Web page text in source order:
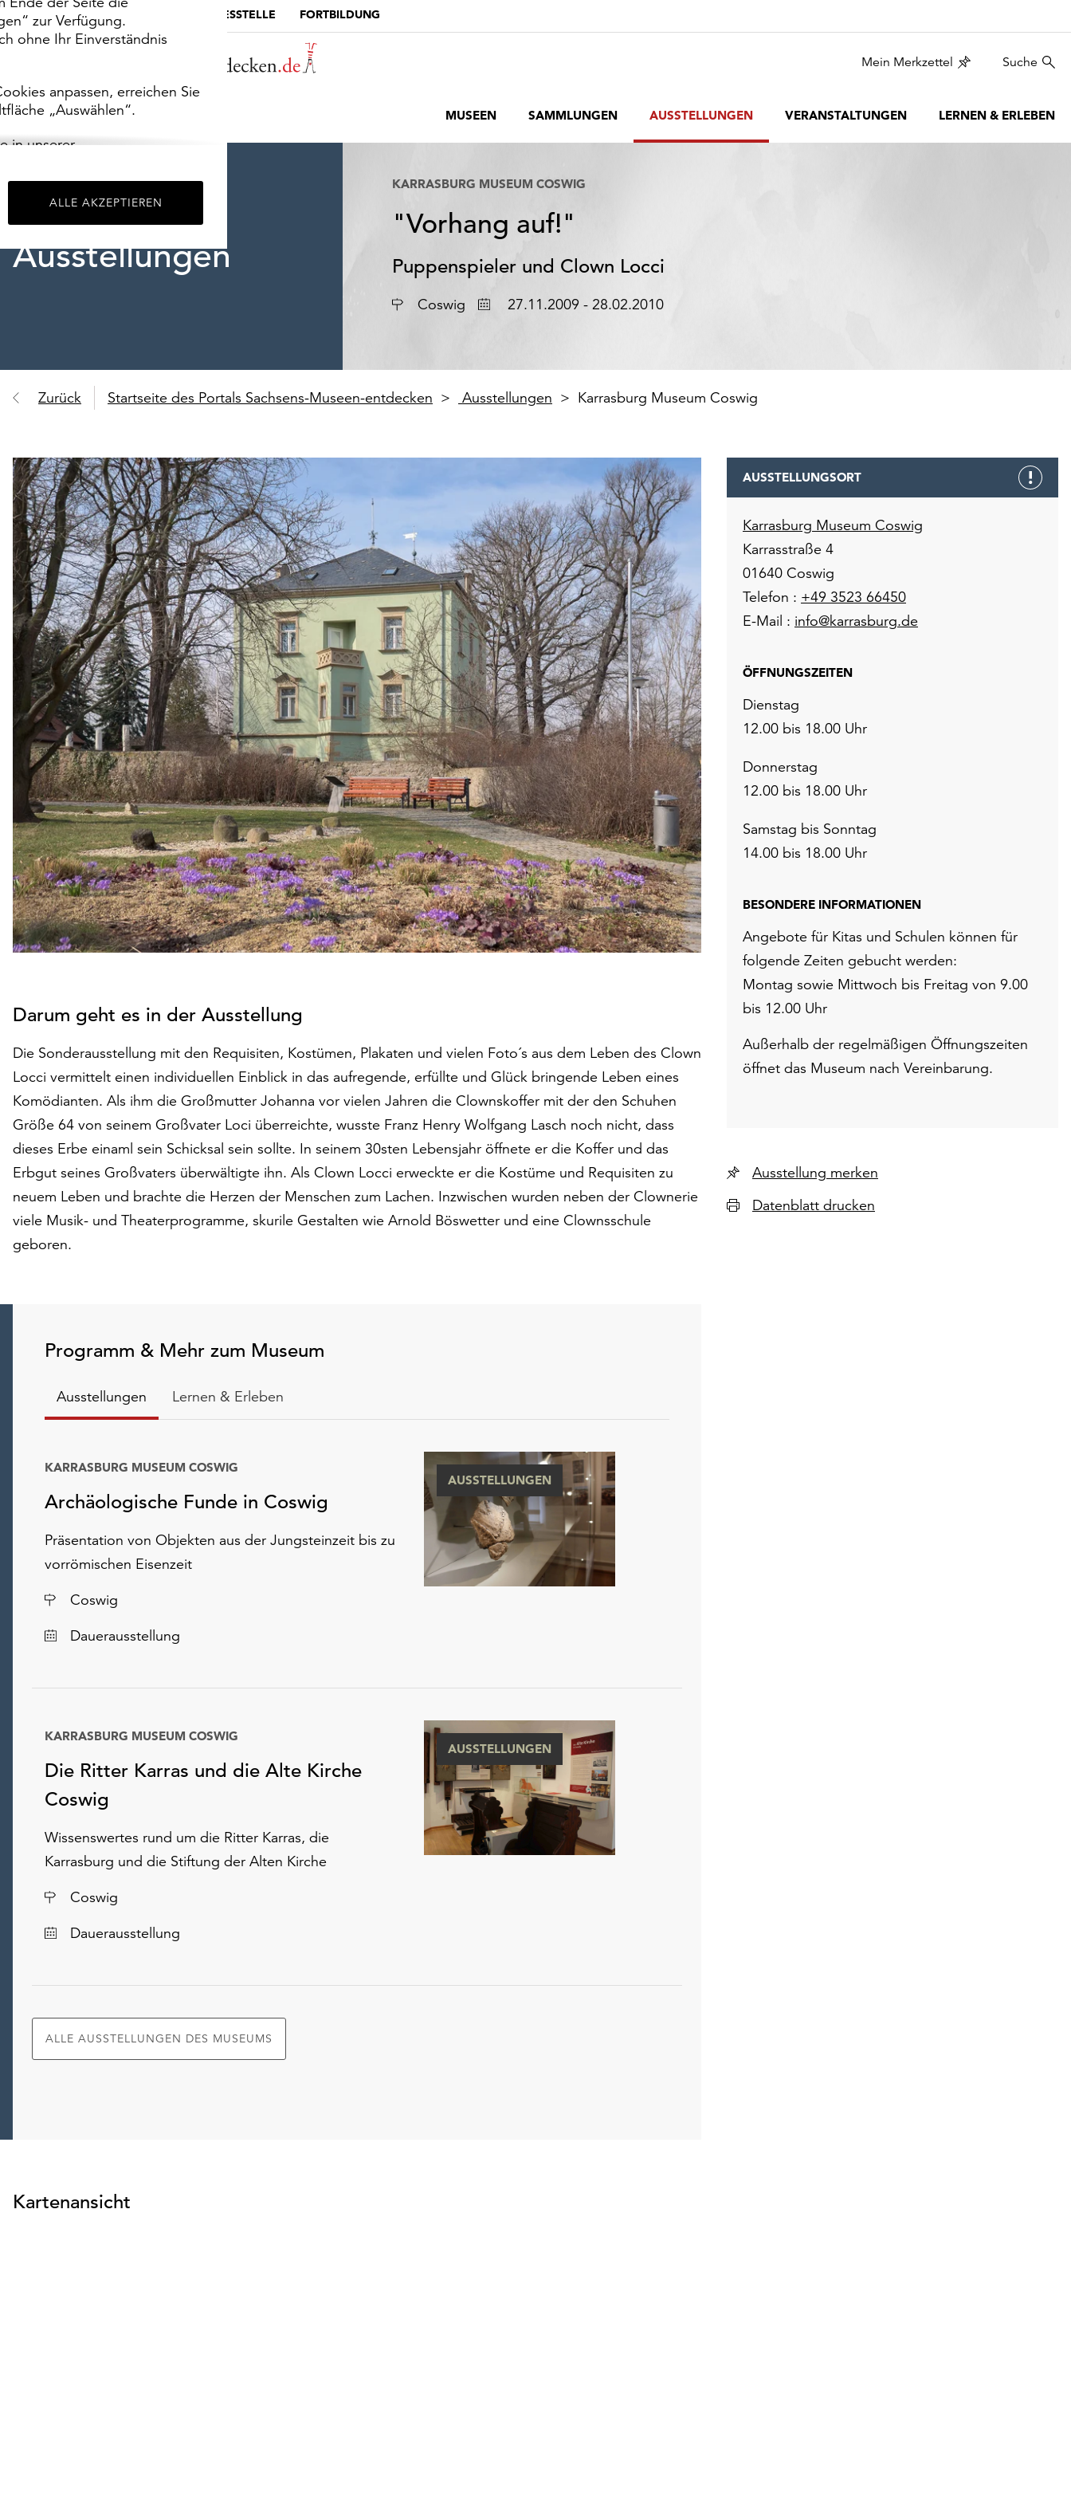
zur Verfügung.
ohne Ihr Einverständnis
anpassen, erreichen Sie
„Auswählen“.
in unserer
ALLE AKZEPTIEREN
MUSEUMSPORTAL DIE LANDESSTELLE FORTBILDUNG
Mein Merkzettel Suche
MUSEEN SAMMLUNGEN AUSSTELLUNGEN VERANSTALTUNGEN LERNEN & ERLEBEN
Ausstellungen
KARRASBURG MUSEUM COSWIG
"Vorhang auf!"
Puppenspieler und Clown Locci
Ort Coswig Datum27.11.2009 - 28.02.2010
Zurück Startseite des Portals Sachsens-Museen-entdecken Ausstellungen Karrasburg Museum Coswig
Darum geht es in der Ausstellung
Die Sonderausstellung mit den Requisiten, Kostümen, Plakaten und vielen Foto´s aus dem Leben des Clown
Locci vermittelt einen individuellen Einblick in das aufregende, erfüllte und Glück bringende Leben eines
Komödianten. Als ihm die Großmutter Johanna vor vielen Jahren die Clownskoffer mit der den Schuhen
Größe 64 von seinem Großvater Loci überreichte, wusste Franz Henry Wolfgang Lasch noch nicht, dass
dieses Erbe einaml sein Schicksal sein sollte. In seinem 30sten Lebensjahr öffnete er die Koffer und das
Erbgut seines Großvaters überwältigte ihn. Als Clown Locci erweckte er die Kostüme und Requisiten zu
neuem Leben und brachte die Herzen der Menschen zum Lachen. Inzwischen wurden neben der Clownerie
viele Musik- und Theaterprogramme, skurile Gestalten wie Arnold Böswetter und eine Clownsschule
geboren.
Programm & Mehr zum Museum
Ausstellungen Lernen & Erleben
Archäologische Funde in Coswig
KARRASBURG MUSEUM COSWIG
Präsentation von Objekten aus der Jungsteinzeit bis zu
vorrömischen Eisenzeit
Ort
Coswig
Datum
Dauerausstellung
AUSSTELLUNGEN
Die Ritter Karras und die Alte Kirche
Coswig
KARRASBURG MUSEUM COSWIG
Wissenswertes rund um die Ritter Karras, die
Karrasburg und die Stiftung der Alten Kirche
Ort
Coswig
Datum
Dauerausstellung
AUSSTELLUNGEN
ALLE AUSSTELLUNGEN DES MUSEUMS
Kartenansicht
AUSSTELLUNGSORT
Karrasburg Museum Coswig
Karrasstraße 4
01640 Coswig
Telefon : +49 3523 66450
E-Mail : info@karrasburg.de
ÖFFNUNGSZEITEN
Dienstag
12.00 bis 18.00 Uhr
Donnerstag
12.00 bis 18.00 Uhr
Samstag bis Sonntag
14.00 bis 18.00 Uhr
BESONDERE INFORMATIONEN
Angebote für Kitas und Schulen können für
folgende Zeiten gebucht werden:
Montag sowie Mittwoch bis Freitag von 9.00
bis 12.00 Uhr
Außerhalb der regelmäßigen Öffnungszeiten
öffnet das Museum nach Vereinbarung.
Ausstellung merken
Datenblatt drucken